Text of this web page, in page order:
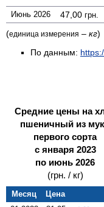
Июнь 2026 47,00 грн.
(единица измерения – кг)
По данным:
Средние цены на
пшеничный из
первого сорта
с января 2023
по июнь 2026
(грн. / кг)
Месяц
Цена